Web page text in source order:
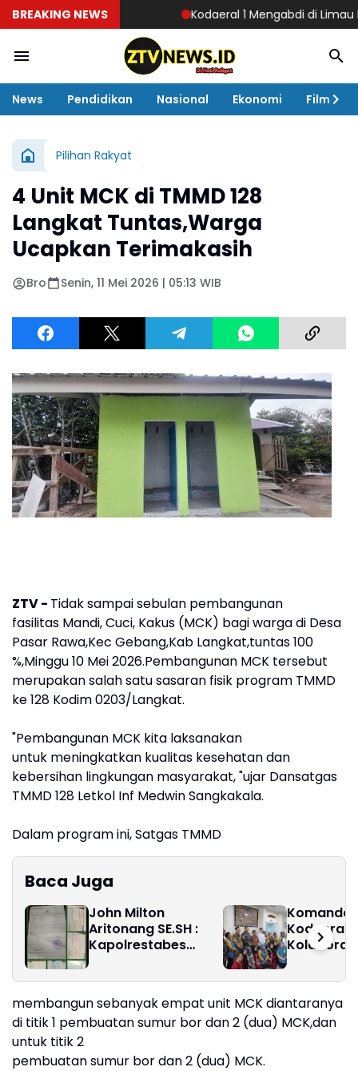
BREAKING NEWS Kodaeral 1 Mengabdi di Limau Manis
News Pendidikan Nasional Ekonomi Film
Pilihan Rakyat
4 Unit MCK di TMMD 128
Langkat Tuntas,Warga
Ucapkan Terimakasih
Bro Senin, 11 Mei 2026 | 05:13 WIB
ZTV - Tidak sampai sebulan pembangunan
fasilitas Mandi, Cuci, Kakus (MCK) bagi warga di Desa
Pasar Rawa,Kec Gebang,Kab Langkat,tuntas 100
%,Minggu 10 Mei 2026.Pembangunan MCK tersebut
merupakan salah satu sasaran fisik program TMMD
ke 128 Kodim 0203/Langkat.
"Pembangunan MCK kita laksanakan
untuk meningkatkan kualitas kesehatan dan
kebersihan lingkungan masyarakat, "ujar Dansatgas
TMMD 128 Letkol Inf Medwin Sangkakala.
Dalam program ini, Satgas TMMD
Baca Juga
John Milton
Aritonang SE.SH :
Kapolrestabes
Tangkap dan Tahan
Khim"
Kodaeral
Kolaborasi
Pirngadi
membangun sebanyak empat unit MCK diantaranya
di titik 1 pembuatan sumur bor dan 2 (dua) MCK,dan
untuk titik 2
pembuatan sumur bor dan 2 (dua) MCK.